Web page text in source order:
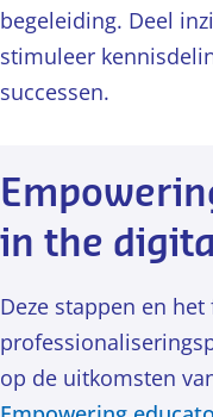
begeleiding. Deel
stimuleer
successen.
in the
Deze stappen en
op de uitkomsten